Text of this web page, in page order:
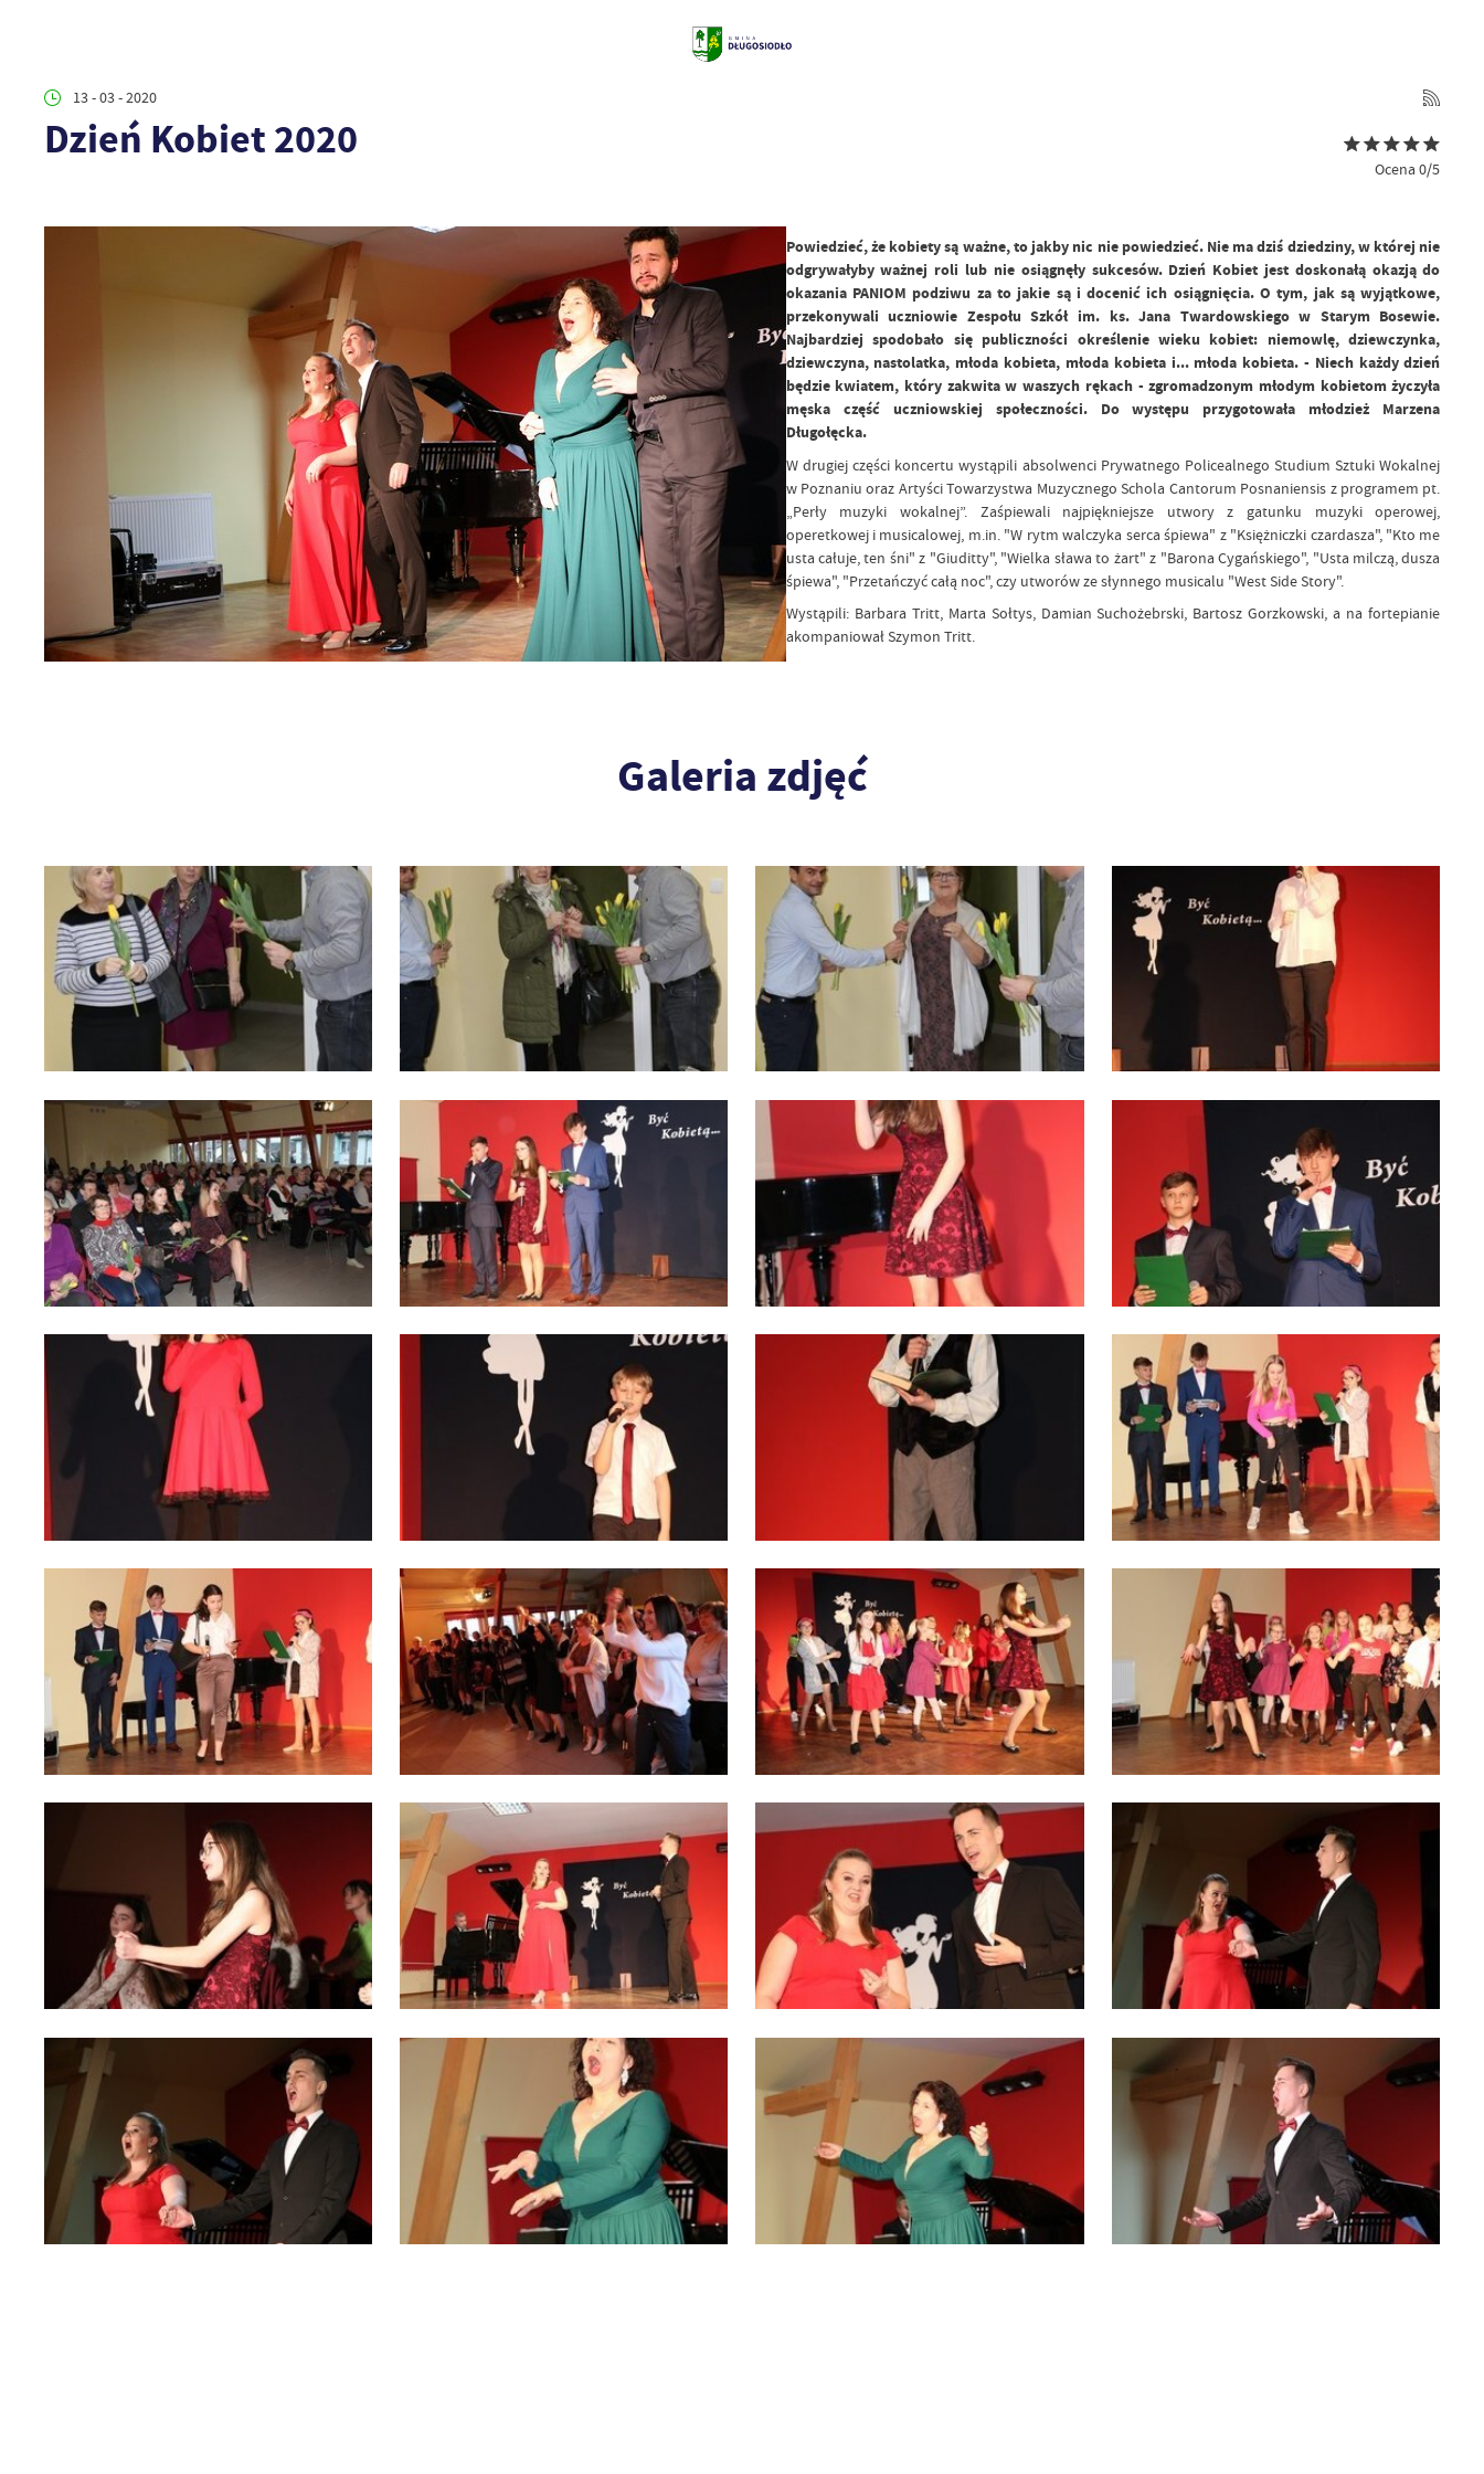
13 - 03 - 2020
Dzień Kobiet 2020
Ocena 0/5
Powiedzieć, że kobiety są ważne, to jakby nic nie powiedzieć. Nie ma dziś dziedziny, w której nie
odgrywałyby ważnej roli lub nie osiągnęły sukcesów. Dzień Kobiet jest doskonałą okazją do
okazania PANIOM podziwu za to jakie są i docenić ich osiągnięcia. O tym, jak są wyjątkowe,
przekonywali uczniowie Zespołu Szkół im. ks. Jana Twardowskiego w Starym Bosewie.
Najbardziej spodobało się publiczności określenie wieku kobiet: niemowlę, dziewczynka,
dziewczyna, nastolatka, młoda kobieta, młoda kobieta i... młoda kobieta. - Niech każdy dzień
będzie kwiatem, który zakwita w waszych rękach - zgromadzonym młodym kobietom życzyła
męska część uczniowskiej społeczności. Do występu przygotowała młodzież Marzena
Długołęcka.
W drugiej części koncertu wystąpili absolwenci Prywatnego Policealnego Studium Sztuki Wokalnej
w Poznaniu oraz Artyści Towarzystwa Muzycznego Schola Cantorum Posnaniensis z programem pt.
„Perły muzyki wokalnej”. Zaśpiewali najpiękniejsze utwory z gatunku muzyki operowej,
operetkowej i musicalowej, m.in. "W rytm walczyka serca śpiewa" z "Księżniczki czardasza", "Kto me
usta całuje, ten śni" z "Giuditty", "Wielka sława to żart" z "Barona Cygańskiego", "Usta milczą, dusza
śpiewa", "Przetańczyć całą noc", czy utworów ze słynnego musicalu "West Side Story".
Wystąpili: Barbara Tritt, Marta Sołtys, Damian Suchożebrski, Bartosz Gorzkowski, a na fortepianie
akompaniował Szymon Tritt.
Galeria zdjęć